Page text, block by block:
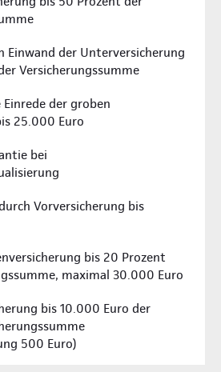
Einwand der Unterversicherung
Versicherungssumme
der groben
25.000 Euro
bei
Vorversicherung bis
bis 20 Prozent
maximal 30.000 Euro
bis 10.000 Euro der
500 Euro)